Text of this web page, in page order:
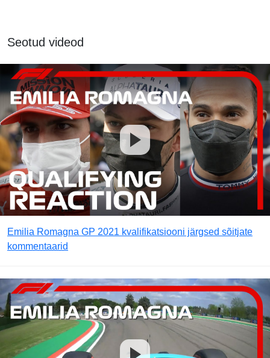
Seotud videod
Emilia Romagna GP 2021 kvalifikatsiooni järgsed sõitjate
kommentaarid